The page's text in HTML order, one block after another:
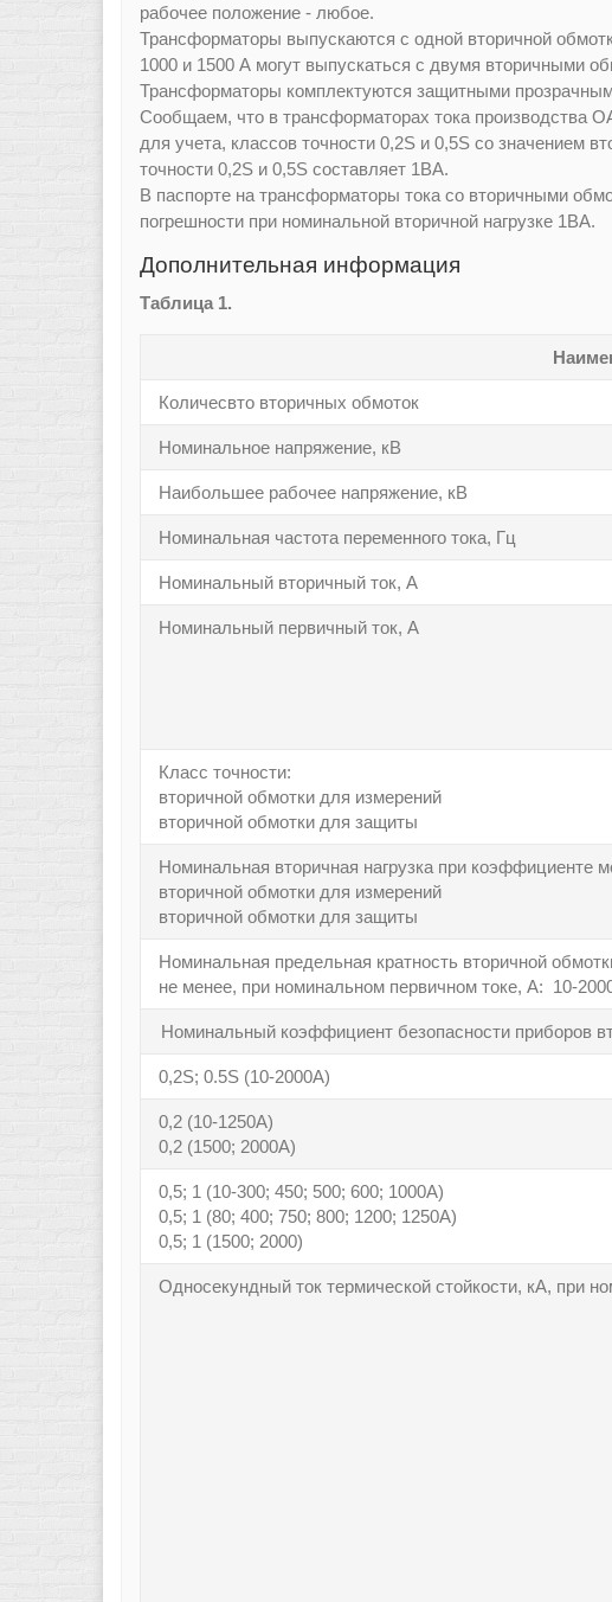
рабочее положение - любое.
Трансформаторы выпускаются с одной вторичной
1000 и 1500 А могут выпускаться с двумя вторичными
Трансформаторы комплектуются защитными
Сообщаем, что в трансформаторах тока производства
для учета, классов точности 0,2S и 0,5S со значением
точности 0,2S и 0,5S составляет 1ВА.
В паспорте на трансформаторы тока со вторичными
погрешности при номинальной вторичной нагрузке 1ВА.
Дополнительная информация
Таблица 1.
Количесвто вторичных обмоток
Номинальное напряжение, кВ
Наибольшее рабочее напряжение, кВ
Номинальная частота переменного тока, Гц
Номинальный вторичный ток, А
Номинальный первичный ток, А
Класс точности:
вторичной обмотки для измерений
вторичной обмотки для защиты
Номинальная вторичная нагрузка при коэффициенте
вторичной обмотки для измерений
вторичной обмотки для защиты
Номинальная предельная кратность вторичной
не менее, при номинальном первичном токе, А: 10-
Номинальный коэффициент безопасности приборов
0,2S; 0.5S (10-2000А)
0,2 (10-1250А)
0,2 (1500; 2000А)
0,5; 1 (10-300; 450; 500; 600; 1000А)
0,5; 1 (80; 400; 750; 800; 1200; 1250А)
0,5; 1 (1500; 2000)
Односекундный ток термической стойкости, кА, при